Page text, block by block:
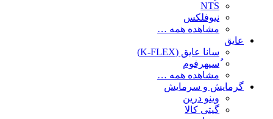
NTS
نیوفلکس
مشاهده همه …
عایق
سانا عایق (K-FLEX)
ُسپهرفوم
مشاهده همه …
گرمایش و سرمایش
وینو درین
گیتی کالا